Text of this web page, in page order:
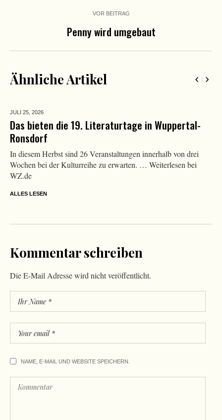
VOR BEITRAG
Penny wird umgebaut
Ähnliche Artikel
JULI 25, 2026
Das bieten die 19. Literaturtage in Wuppertal-
Ronsdorf
In diesem Herbst sind 26 Veranstaltungen innerhalb von drei
Wochen bei der Kulturreihe zu erwarten. … Weiterlesen bei
WZ.de
ALLES LESEN
Kommentar schreiben
Die E-Mail Adresse wird nicht veröffentlicht.
NAME, E-MAIL UND WEBSITE SPEICHERN.